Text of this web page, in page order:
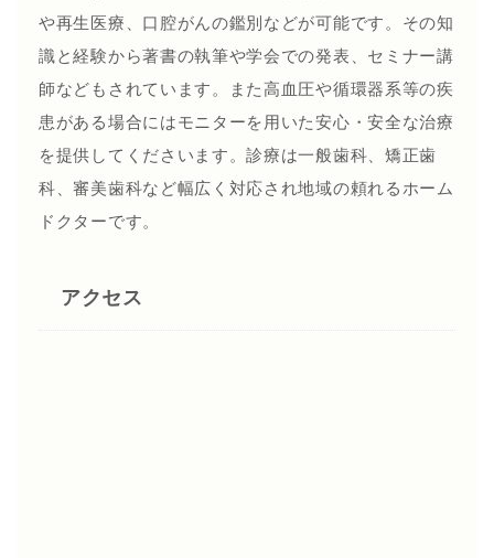
や再生医療、口腔がんの鑑別などが可能です。その知
識と経験から著書の執筆や学会での発表、セミナー講
師などもされています。また高血圧や循環器系等の疾
患がある場合にはモニターを用いた安心・安全な治療
を提供してくださいます。診療は一般歯科、矯正歯
科、審美歯科など幅広く対応され地域の頼れるホーム
ドクターです。
アクセス